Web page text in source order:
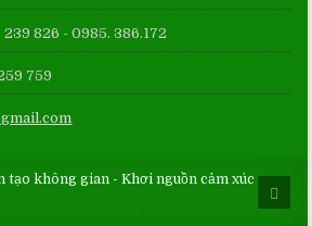
239 826 - 0985. 386.172
759
tạo không gian - Khơi nguồn cảm xúc
TO